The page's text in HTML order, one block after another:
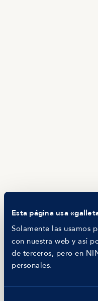
Esta página usa
Solamente las usamos
con nuestra web y así
de terceros, pero en
personales.
Comparador de Procesos
Hiring report
MANFRED
Nosotros
Código ético
Parte de guerra
Trabajar en Manfred